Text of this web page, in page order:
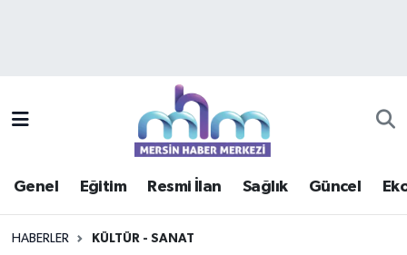
Genel Eğitim Resmi İlan Sağlık Güncel
HABERLER KÜLTÜR - SANAT
Mersin Trafik Yoğunluk Haritası
Süper Lig Puan Durumu ve Fikstür